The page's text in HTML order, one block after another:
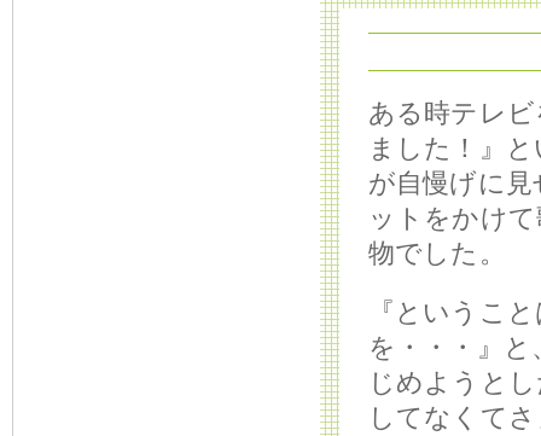
ある時テレ
ました！』
が自慢げに
ットをかけ
物でした。
『というこ
を・・・』
じめようと
してなくて